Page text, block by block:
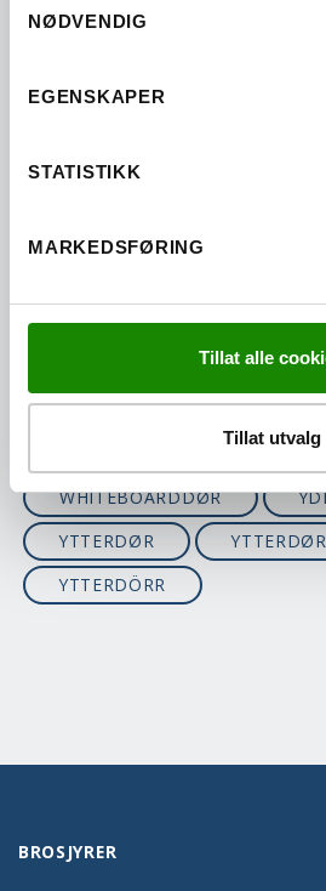
Selection
NØDVENDIG
EGENSKAPER
STATISTIKK
MARKEDSFØRING
Tillat alle
Tillat utvalg
MILJØ
SIDEFELT
SPORBARE YTTERDØRER
SUPERIOR COLLECTION
TREDØRER
U-VERDI
VRIDER
WHITEBOARDDØR
YTTERDØR
YTTERDÖRR
BROSJYRER